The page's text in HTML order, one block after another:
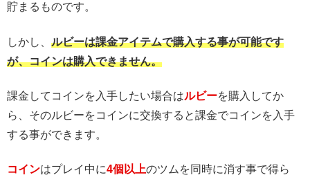
貯まるものです。
しかし、 ルビーは課金アイテムで購入する事が可能です
が、コインは購入できません。
課金してコインを入手したい場合はルビーを購入してか
ら、そのルビーをコインに交換すると課金でコインを入手
する事ができます。
コインはプレイ中に4個以上のツムを同時に消す事で得ら